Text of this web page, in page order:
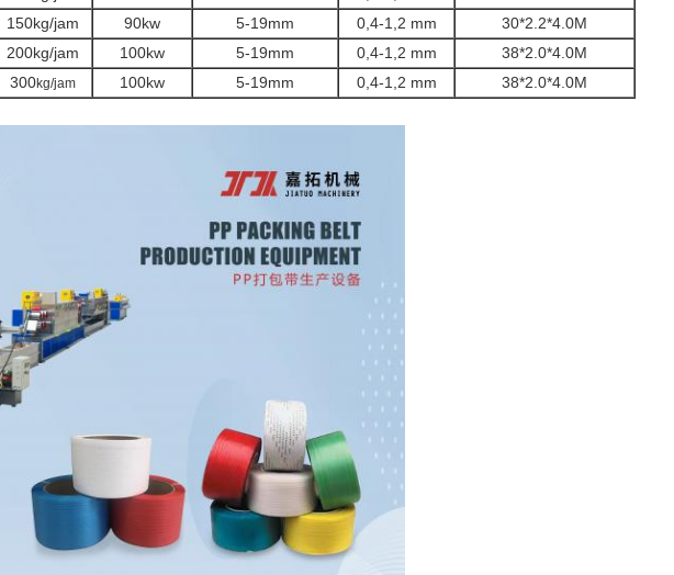
150kg/jam 90kw 5-19mm 0,4-1,2 mm
30*2.2*4.0M
200kg/jam 100kw 5-19mm 0,4-1,2 mm
38*2.0*4.0M
300kg/jam 100kw 5-19mm 0,4-1,2 mm 38*2.0*4.0M